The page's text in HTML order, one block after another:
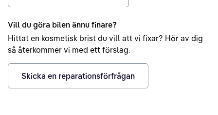
Vill du göra bilen ännu finare?
Hittat en kosmetisk brist du vill att vi fixar? Hör av dig
så återkommer vi med ett förslag.
Skicka en reparationsförfrågan